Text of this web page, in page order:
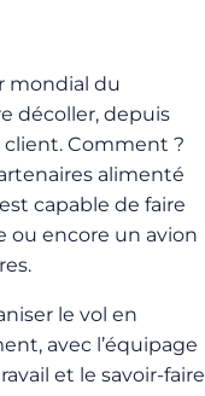
mondial du
décoller, depuis
Comment ?
alimenté
capable de faire
ou encore un avion
le vol en
avec l’équipage
et le savoir-faire